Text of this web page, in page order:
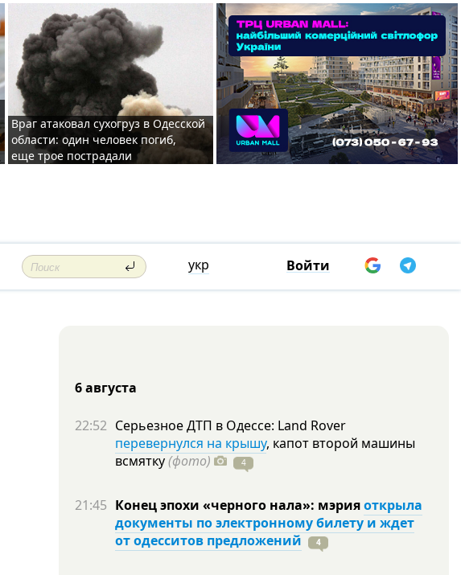
Враг атаковал сухогруз в Одесской
области: один человек погиб,
еще трое пострадали
укр Войти
6 августа
22:52 Серьезное ДТП в Одессе: Land Rover
перевернулся на крышу, капот второй машины
всмятку(фото) 4
21:45 Конец эпохи «черного нала»: мэрияоткрыла
документы по электронному билету и ждет
от одесситов предложений
4